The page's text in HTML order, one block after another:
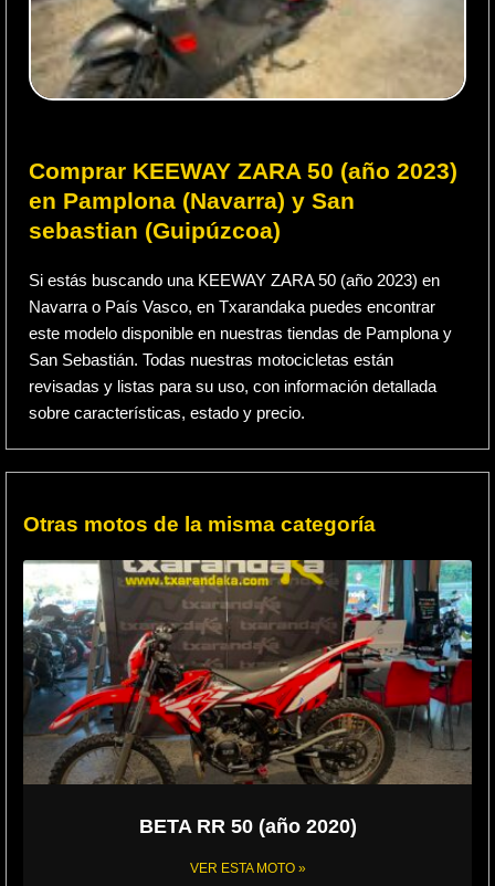
Comprar KEEWAY ZARA 50 (año 2023)
en Pamplona (Navarra) y San
sebastian (Guipúzcoa)
Si estás buscando una KEEWAY ZARA 50 (año 2023) en
Navarra o País Vasco, en Txarandaka puedes encontrar
este modelo disponible en nuestras tiendas de Pamplona y
San Sebastián. Todas nuestras motocicletas están
revisadas y listas para su uso, con información detallada
sobre características, estado y precio.
Otras motos de la misma categoría
BETA RR 50 (año 2020)
VER ESTA MOTO »